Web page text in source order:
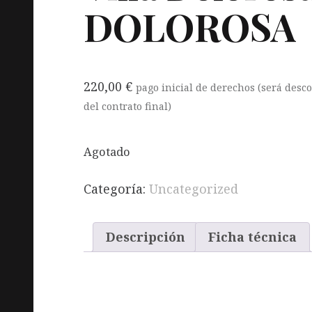
DOLOROSA
220,00 € pago inicial de derechos (será
del contrato final)
Agotado
Categoría: Uncategorized
Descripción Ficha técnica